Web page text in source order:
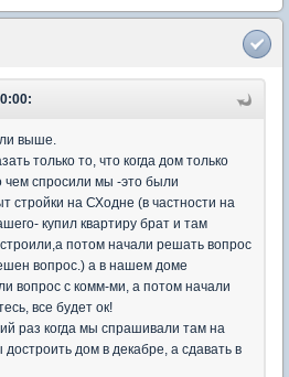
выше.
только то, что когда дом только
чем спросили мы -это были
стройки на СХодне (в частности на
купил квартиру брат и там
потом начали решать вопрос
вопрос.) а в нашем доме
вопрос с комм-ми, а потом начали
все будет ок!
раз когда мы спрашивали там на
дом в декабре, а сдавать в